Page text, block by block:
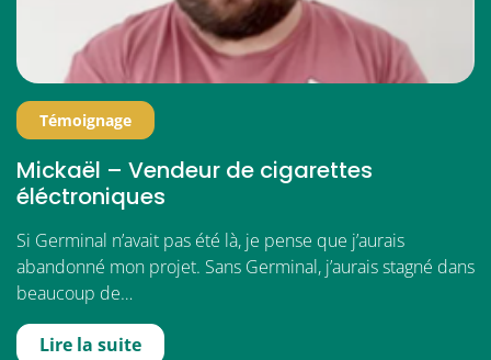
Témoignage
Mickaël – Vendeur de cigarettes
éléctroniques
Si Germinal n’avait pas été là, je pense que j’aurais
abandonné mon projet. Sans Germinal, j’aurais stagné dans
beaucoup de…
Lire la suite